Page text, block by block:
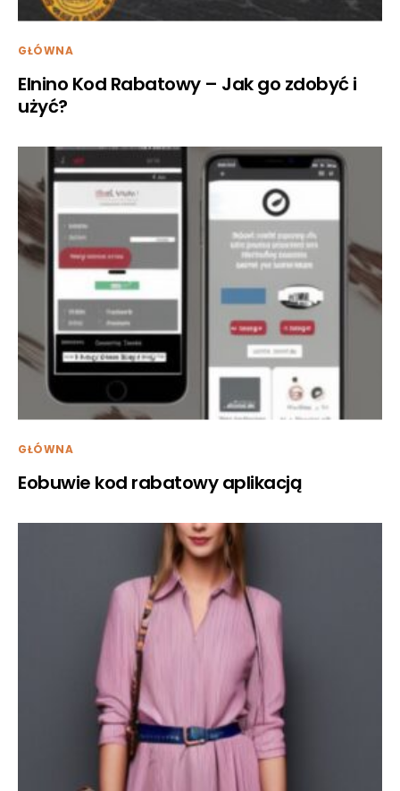
GŁÓWNA
Elnino Kod Rabatowy – Jak go zdobyć i
użyć?
GŁÓWNA
Eobuwie kod rabatowy aplikacją